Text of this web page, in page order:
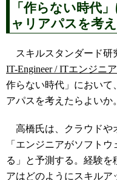
「作らない時代
ャリアパスを考
スキルスタンダード研
IT-Engineer / ITエンジニ
作らない時代」において
アパスを考えたらよいか。
高橋氏は、クラウドや
「エンジニアがソフト
る」と予測する。経験
アはどのようにスキルア